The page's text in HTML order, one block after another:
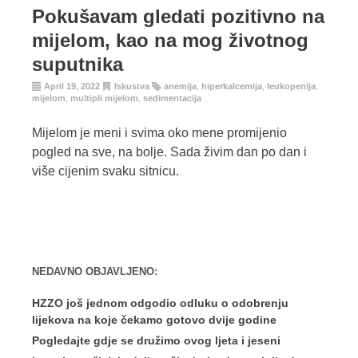
Pokušavam gledati pozitivno na
mijelom, kao na mog životnog
suputnika
April 19, 2022 Iskustva anemija hiperkalcemija leukopenija
mijelom
multipli mijelom sedimentacija
Mijelom je meni i svima oko mene promijenio
pogled na sve, na bolje. Sada živim dan po dan i
više cijenim svaku sitnicu.
NEDAVNO OBJAVLJENO:
HZZO još jednom odgodio odluku o odobrenju
lijekova na koje čekamo gotovo dvije godine
Pogledajte gdje se družimo ovog ljeta i jeseni